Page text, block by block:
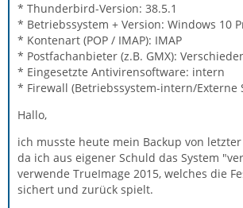
* Thunderbird-Version: 38.5.1
* Betriebssystem + Version: Windows 10
* Kontenart (POP / IMAP): IMAP
* Postfachanbieter (z.B. GMX):
* Eingesetzte Antivirensoftware: intern
* Firewall (Betriebssystem-intern/Externe
Hallo,
ich musste heute mein Backup von
da ich aus eigener Schuld das System
verwende TrueImage 2015, welches die
sichert und zurück spielt.